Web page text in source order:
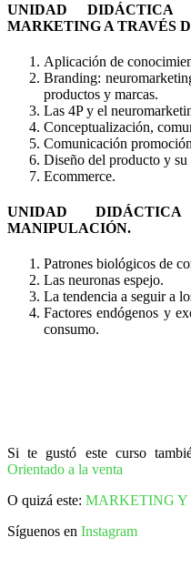
UNIDAD DIDÁCTICA
MARKETING A TRAVÉS
Aplicación de
Branding:
productos y marcas.
Las 4P y el
Conceptualización,
Comunicación
Diseño del producto y su
Ecommerce.
UNIDAD
MANIPULACIÓN.
Patrones biológicos de
Las neuronas espejo.
La tendencia a seguir a
Factores endógenos y
consumo.
Si te gustó este curso
Orientado a la venta
O quizá este: MARKETING Y
Síguenos en Instagram